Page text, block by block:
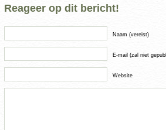
Reageer op dit bericht!
Naam (vereist)
E-mail (zal niet
Website